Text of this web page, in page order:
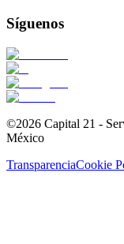
Síguenos
©2026 Capital 21 -
México
TransparenciaCookie